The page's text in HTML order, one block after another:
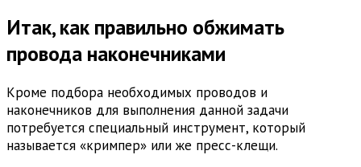
Итак, как правильно обжимать
провода наконечниками
Кроме подбора необходимых проводов и
наконечников для выполнения данной задачи
потребуется специальный инструмент, который
называется «кримпер» или же пресс-клещи.